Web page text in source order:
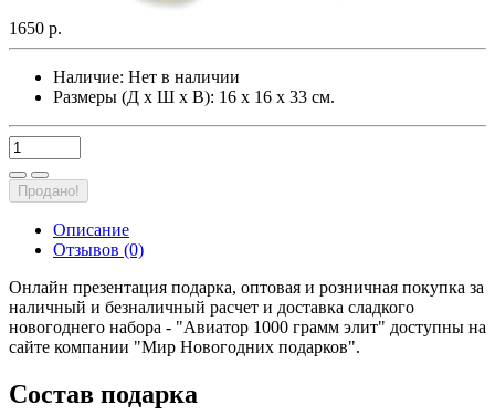
1650 р.
Наличие: Нет в наличии
Размеры (Д х Ш х В): 16 х 16 х 33 см.
Продано!
Описание
Отзывов (0)
Онлайн презентация подарка, оптовая и розничная покупка за
наличный и безналичный расчет и доставка сладкого
новогоднего набора - "Авиатор 1000 грамм элит" доступны на
сайте компании "Мир Новогодних подарков".
Состав подарка